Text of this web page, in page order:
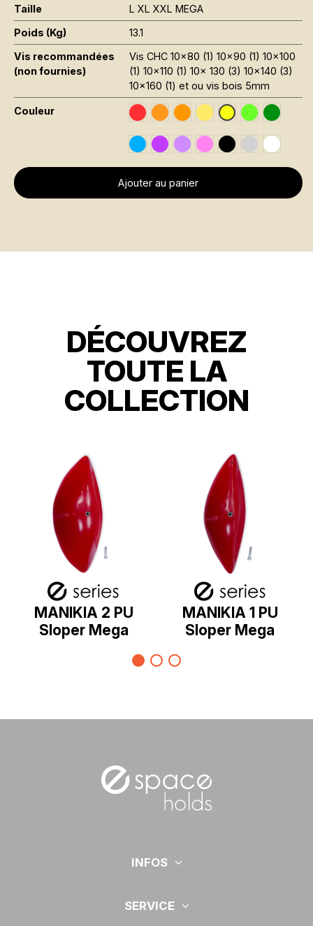
Taille
L XL XXL MEGA
Poids (Kg)
13.1
Vis recommandées
(non fournies)
Vis CHC 10x80 (1) 10x90 (1) 10x100
(1) 10x110 (1) 10x 130 (3) 10x140 (3)
10x160 (1) et ou vis bois 5mm
Couleur Traffic Red RAL 3020
Orange Fluo RAL 2005
Orange RAL 2008
Jaune Pantone 116C
Jaune Fluo RAL
Vert Fluo
Leaf
Sky Blue RAL 5015
Violet RAL 4005
Signal Violet RAL 4008
Rose Fluo Pantone
Black RAL 9005
Gris RALTraffic
Ajouter au panier
DÉCOUVREZ
TOUTE LA
COLLECTION
MANIKIA 2 PU
Sloper Mega
MANIKIA 1 PU
Sloper Mega
INFOS
SERVICE